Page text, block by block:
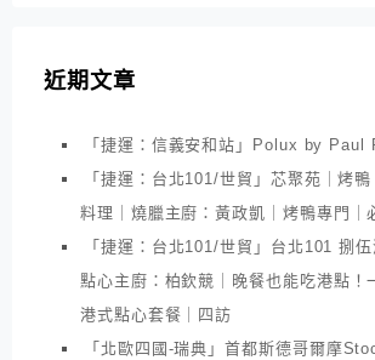
近期文章
「捷運：信義安和站」Polux by Paul
「捷運：台北101/世貿」芯聚苑｜烤
料理｜燒臘主廚：黃政凱｜烤鴨專門｜
「捷運：台北101/世貿」台北101 捌
點心主廚：柏欽競｜晚餐也能吃港點！
港式點心套餐｜四訪
「北歐四國-瑞典」首都斯德哥爾摩